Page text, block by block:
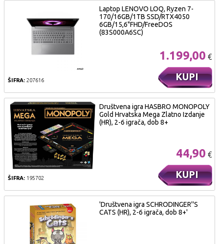
ŠIFRA: 207616
Laptop LENOVO LOQ, Ryzen 7-
170/16GB/1TB SSD/RTX4050
6GB/15,6"FHD/FreeDOS
(83S000A6SC)
1.199,00 €
KUPI
ŠIFRA: 195702
Društvena igra HASBRO MONOPOLY
Gold Hrvatska Mega Zlatno Izdanje
(HR), 2-6 igrača, dob 8+
44,90 €
KUPI
'Društvena igra SCHRODINGER''S
CATS (HR), 2-6 igrača, dob 8+'